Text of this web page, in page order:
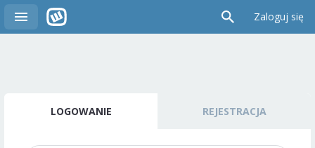
Zaloguj się
LOGOWANIE REJESTRACJA